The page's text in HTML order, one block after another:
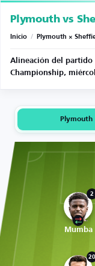
Plymouth vs
Inicio / Plymouth ×
Alineación del partido
Championship,
Plymouth
2
Mumba
20